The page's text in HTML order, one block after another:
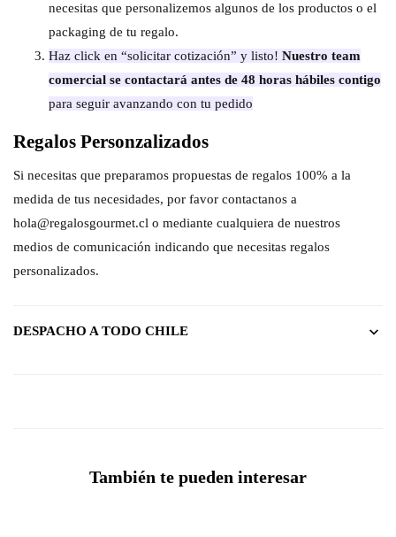
necesitas que personalizemos algunos de los productos o el
packaging de tu regalo.
Haz click en “solicitar cotización” y listo! Nuestro team
comercial se contactará antes de 48 horas hábiles contigo
para seguir avanzando con tu pedido
Regalos Personzalizados
Si necesitas que preparamos propuestas de regalos 100% a la
medida de tus necesidades, por favor contactanos a
hola@regalosgourmet.cl o mediante cualquiera de nuestros
medios de comunicación indicando que necesitas regalos
personalizados.
DESPACHO A TODO CHILE
También te pueden interesar